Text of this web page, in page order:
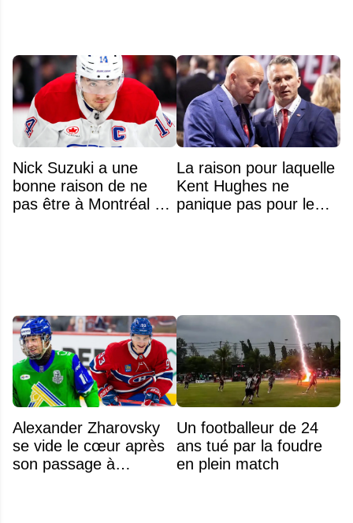
Nick Suzuki a une
bonne raison de ne
pas être à Montréal cet
La raison pour laquelle
Kent Hughes ne
panique pas pour le
Alexander Zharovsky
se vide le cœur après
son passage à
Un footballeur de 24
ans tué par la foudre
en plein match